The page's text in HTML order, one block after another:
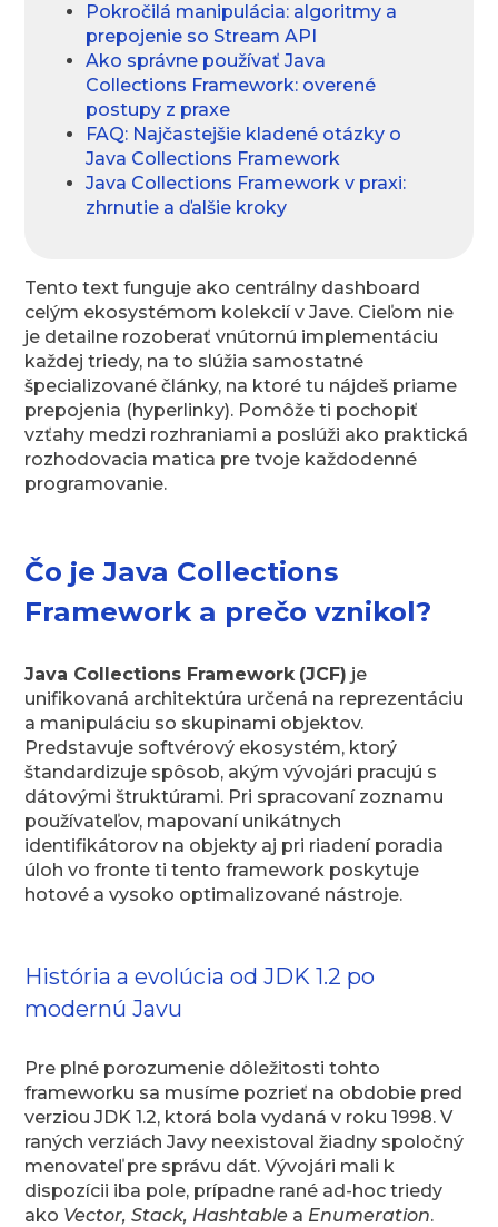
Pokročilá manipulácia: algoritmy a
prepojenie so Stream API
Ako správne používať Java
Collections Framework: overené
postupy z praxe
FAQ: Najčastejšie kladené otázky o
Java Collections Framework
Java Collections Framework v praxi:
zhrnutie a ďalšie kroky
Tento text funguje ako centrálny dashboard
celým ekosystémom kolekcií v Jave. Cieľom nie
je detailne rozoberať vnútornú implementáciu
každej triedy, na to slúžia samostatné
špecializované články, na ktoré tu nájdeš priame
prepojenia (hyperlinky). Pomôže ti pochopiť
vzťahy medzi rozhraniami a poslúži ako praktická
rozhodovacia matica pre tvoje každodenné
programovanie.
Čo je Java Collections
Framework a prečo vznikol?
Java Collections Framework (JCF) je
unifikovaná architektúra určená na reprezentáciu
a manipuláciu so skupinami objektov.
Predstavuje softvérový ekosystém, ktorý
štandardizuje spôsob, akým vývojári pracujú s
dátovými štruktúrami. Pri spracovaní zoznamu
používateľov, mapovaní unikátnych
identifikátorov na objekty aj pri riadení poradia
úloh vo fronte ti tento framework poskytuje
hotové a vysoko optimalizované nástroje.
História a evolúcia od JDK 1.2 po
modernú Javu
Pre plné porozumenie dôležitosti tohto
frameworku sa musíme pozrieť na obdobie pred
verziou JDK 1.2, ktorá bola vydaná v roku 1998. V
raných verziách Javy neexistoval žiadny spoločný
menovateľ pre správu dát. Vývojári mali k
dispozícii iba pole, prípadne rané ad-hoc triedy
ako Vector, Stack, Hashtable a Enumeration.